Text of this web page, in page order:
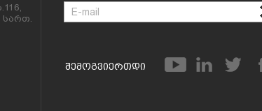
სართ.
Შემოგვიერთდი